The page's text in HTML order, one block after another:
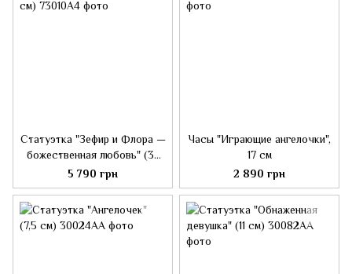
Статуэтка "Зефир и Флора —
божественная любовь" (37
см)
5 790 грн
Часы "Играющие ангелочки",
17 см
2 890 грн